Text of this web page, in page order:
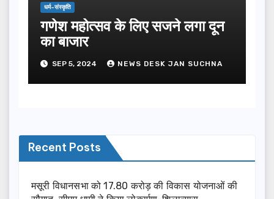
धर्म-संस्कृति
गणेश महोत्सव के लिए सजने लगा दून
का बाजार
SEP 5, 2024 NEWS DESK JAN SUCHNA
Recent Posts
मसूरी विधानसभा को 17.80 करोड़ की विकास योजनाओं की